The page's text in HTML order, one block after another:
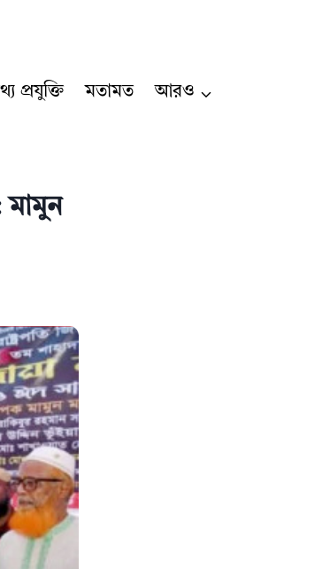
প্রযুক্তি মতামত আরও
মামুন